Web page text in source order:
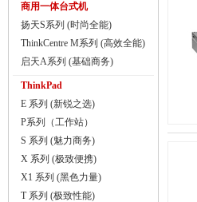
商用一体台式机
扬天S系列 (时尚全能)
ThinkCentre M系列 (高效全能)
启天A系列 (基础商务)
ThinkPad
E 系列 (新锐之选)
P系列（工作站）
S 系列 (魅力商务)
X 系列 (极致便携)
X1 系列 (黑色力量)
T 系列 (极致性能)